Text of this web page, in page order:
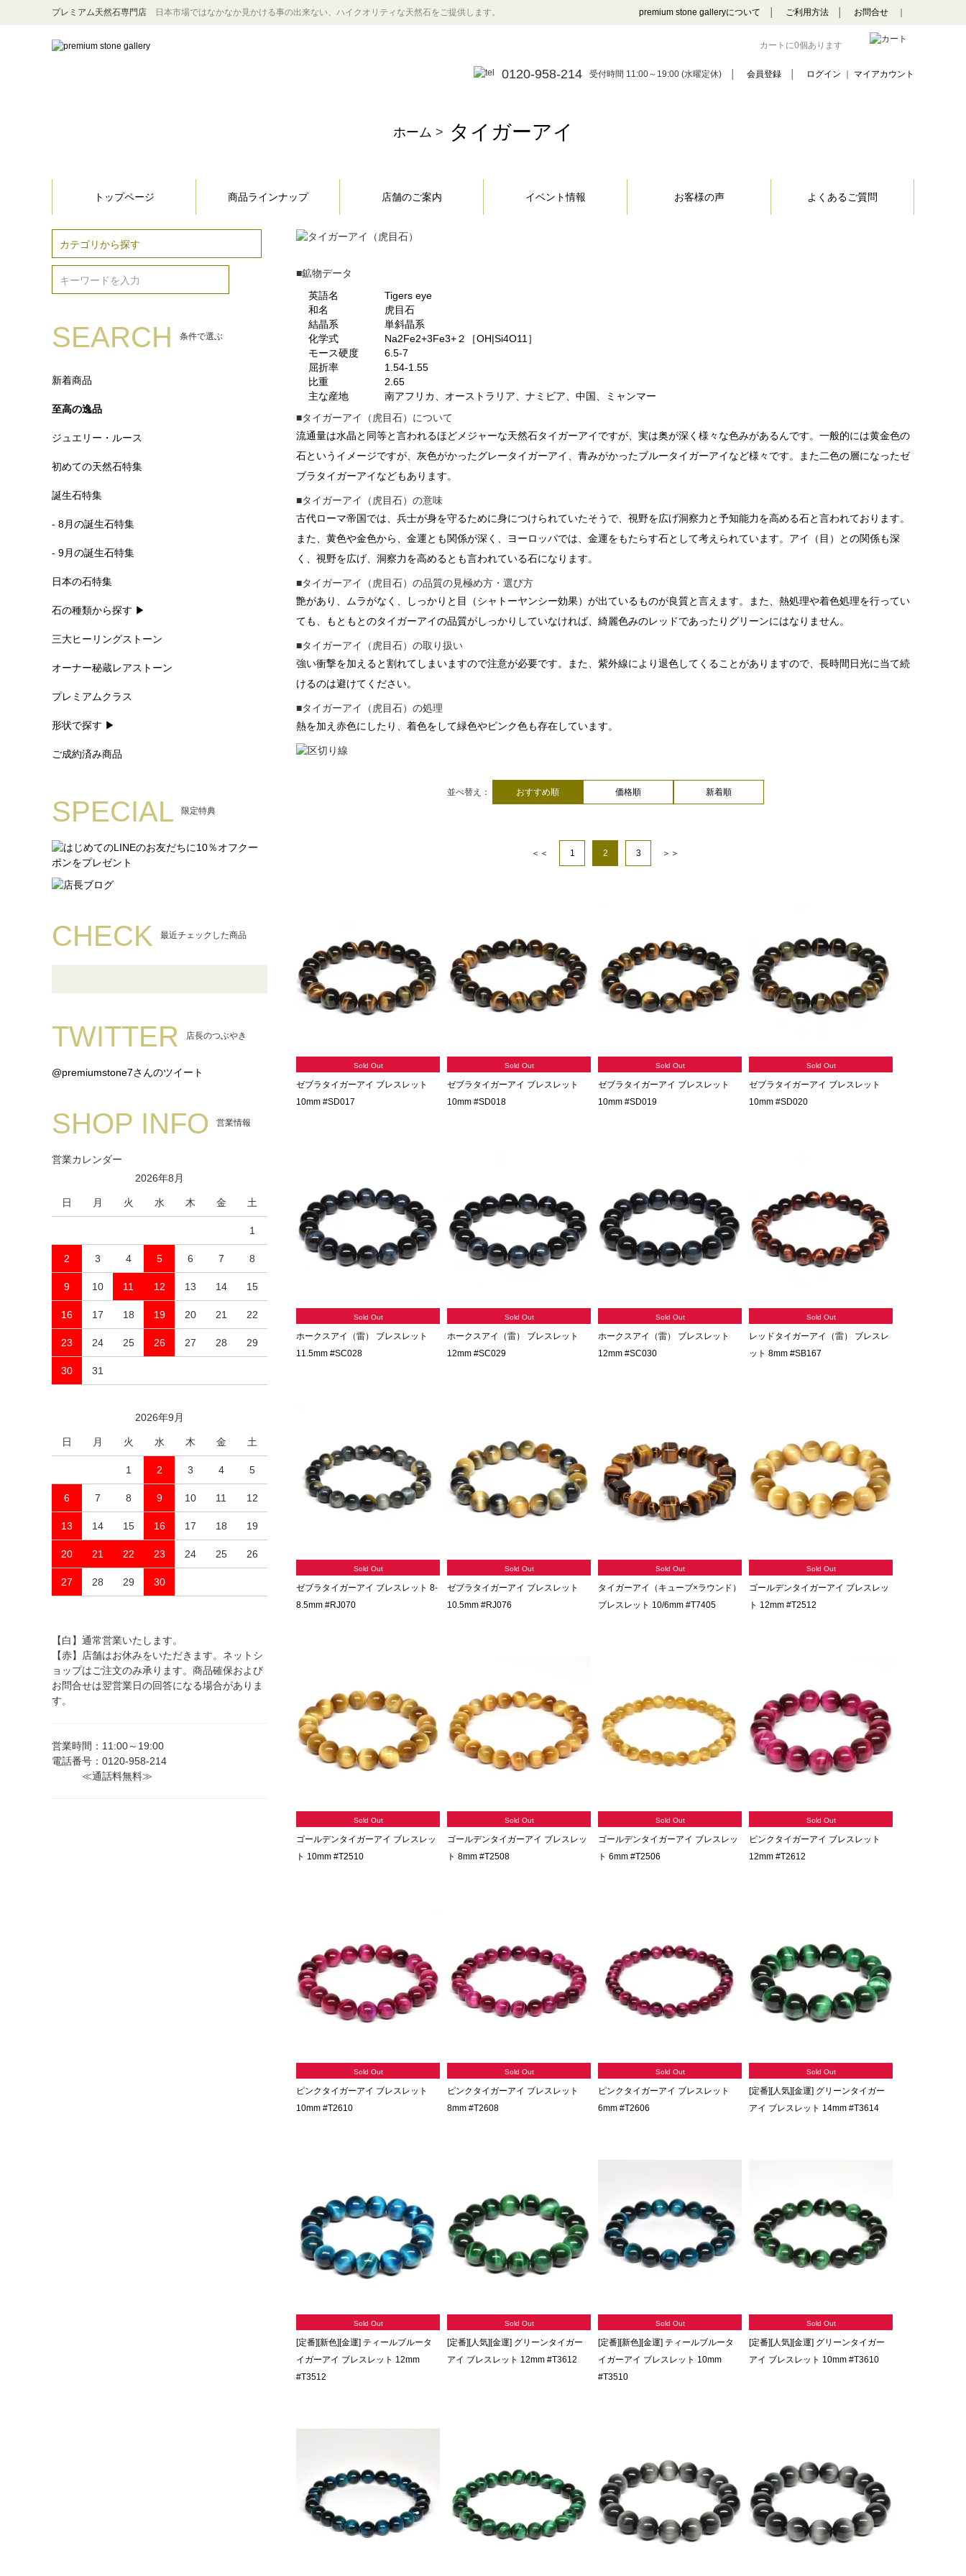
プレミアム天然石専門店 日本市場ではなかなか見かける事の出来ない、ハイクオリティな天然石をご提供します。 premium stone galleryについて ご利用方法 お問合せ
カートに0個あります
0120-958-214 受付時間 11:00～19:00 (水曜定休) 会員登録 ログイン ｜ マイアカウント
ホーム > タイガーアイ
トップページ 商品ラインナップ 店舗のご案内 イベント情報 お客様の声 よくあるご質問
SEARCH 条件で選ぶ
新着商品
至高の逸品
ジュエリー・ルース
初めての天然石特集
誕生石特集
- 8月の誕生石特集
- 9月の誕生石特集
日本の石特集
石の種類から探す ▶
三大ヒーリングストーン
オーナー秘蔵レアストーン
プレミアムクラス
形状で探す ▶
ご成約済み商品
SPECIAL 限定特典
CHECK 最近チェックした商品
TWITTER 店長のつぶやき
@premiumstone7さんのツイート
SHOP INFO 営業情報
営業カレンダー
2026年8月
日 月 火 水 木 金 土
1
2 3 4 5 6 7 8
9 10 11 12 13 14 15
16 17 18 19 20 21 22
23 24 25 26 27 28 29
30 31
2026年9月
日 月 火 水 木 金 土
1 2 3 4 5
6 7 8 9 10 11 12
13 14 15 16 17 18 19
20 21 22 23 24 25 26
27 28 29 30
【白】通常営業いたします。
【赤】店舗はお休みをいただきます。ネットシ
ョップはご注文のみ承ります。商品確保および
お問合せは翌営業日の回答になる場合がありま
す。
営業時間：11:00～19:00
電話番号：0120-958-214
≪通話料無料≫
■鉱物データ
英語名
Tigers eye
和名
虎目石
結晶系
単斜晶系
化学式
Na2Fe2+3Fe3+２［OH|Si4O11］
モース硬度
6.5-7
屈折率
1.54-1.55
比重
2.65
主な産地
南アフリカ、オーストラリア、ナミビア、中国、ミャンマー
■タイガーアイ（虎目石）について
流通量は水晶と同等と言われるほどメジャーな天然石タイガーアイですが、実は奥が深く様々な色みがあるんです。一般的には黄金色の
石というイメージですが、灰色がかったグレータイガーアイ、青みがかったブルータイガーアイなど様々です。また二色の層になったゼ
ブラタイガーアイなどもあります。
■タイガーアイ（虎目石）の意味
古代ローマ帝国では、兵士が身を守るために身につけられていたそうで、視野を広げ洞察力と予知能力を高める石と言われております。
また、黄色や金色から、金運とも関係が深く、ヨーロッパでは、金運をもたらす石として考えられています。アイ（目）との関係も深
く、視野を広げ、洞察力を高めるとも言われている石になります。
■タイガーアイ（虎目石）の品質の見極め方・選び方
艶があり、ムラがなく、しっかりと目（シャトーヤンシー効果）が出ているものが良質と言えます。また、熱処理や着色処理を行ってい
ても、もともとのタイガーアイの品質がしっかりしていなければ、綺麗色みのレッドであったりグリーンにはなりません。
■タイガーアイ（虎目石）の取り扱い
強い衝撃を加えると割れてしまいますので注意が必要です。また、紫外線により退色してくることがありますので、長時間日光に当て続
けるのは避けてください。
■タイガーアイ（虎目石）の処理
熱を加え赤色にしたり、着色をして緑色やピンク色も存在しています。
並べ替え： おすすめ順 価格順 新着順
＜＜ 1 2 3 ＞＞
Sold Out
ゼブラタイガーアイ ブレスレット
10mm #SD017
Sold Out
ゼブラタイガーアイ ブレスレット
10mm #SD018
Sold Out
ゼブラタイガーアイ ブレスレット
10mm #SD019
Sold Out
ゼブラタイガーアイ ブレスレット
10mm #SD020
Sold Out
ホークスアイ（雷） ブレスレット
11.5mm #SC028
Sold Out
ホークスアイ（雷） ブレスレット
12mm #SC029
Sold Out
ホークスアイ（雷） ブレスレット
12mm #SC030
Sold Out
レッドタイガーアイ（雷） ブレスレ
ット 8mm #SB167
Sold Out
ゼブラタイガーアイ ブレスレット 8-
8.5mm #RJ070
Sold Out
ゼブラタイガーアイ ブレスレット
10.5mm #RJ076
Sold Out
タイガーアイ（キューブ×ラウンド）
ブレスレット 10/6mm #T7405
Sold Out
ゴールデンタイガーアイ ブレスレッ
ト 12mm #T2512
Sold Out
ゴールデンタイガーアイ ブレスレッ
ト 10mm #T2510
Sold Out
ゴールデンタイガーアイ ブレスレッ
ト 8mm #T2508
Sold Out
ゴールデンタイガーアイ ブレスレッ
ト 6mm #T2506
Sold Out
ピンクタイガーアイ ブレスレット
12mm #T2612
Sold Out
ピンクタイガーアイ ブレスレット
10mm #T2610
Sold Out
ピンクタイガーアイ ブレスレット
8mm #T2608
Sold Out
ピンクタイガーアイ ブレスレット
6mm #T2606
Sold Out
[定番][人気][金運] グリーンタイガー
アイ ブレスレット 14mm #T3614
Sold Out
[定番][新色][金運] ティールブルータ
イガーアイ ブレスレット 12mm
#T3512
Sold Out
[定番][人気][金運] グリーンタイガー
アイ ブレスレット 12mm #T3612
Sold Out
[定番][新色][金運] ティールブルータ
イガーアイ ブレスレット 10mm
#T3510
Sold Out
[定番][人気][金運] グリーンタイガー
アイ ブレスレット 10mm #T3610